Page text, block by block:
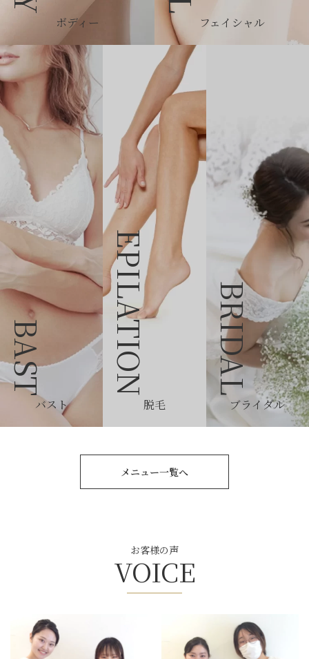
ボディー フェイシャル
BAST
バスト
EPILATION
脱毛
BRIDAL
ブライダル
メニュー一覧へ
お客様の声
VOICE